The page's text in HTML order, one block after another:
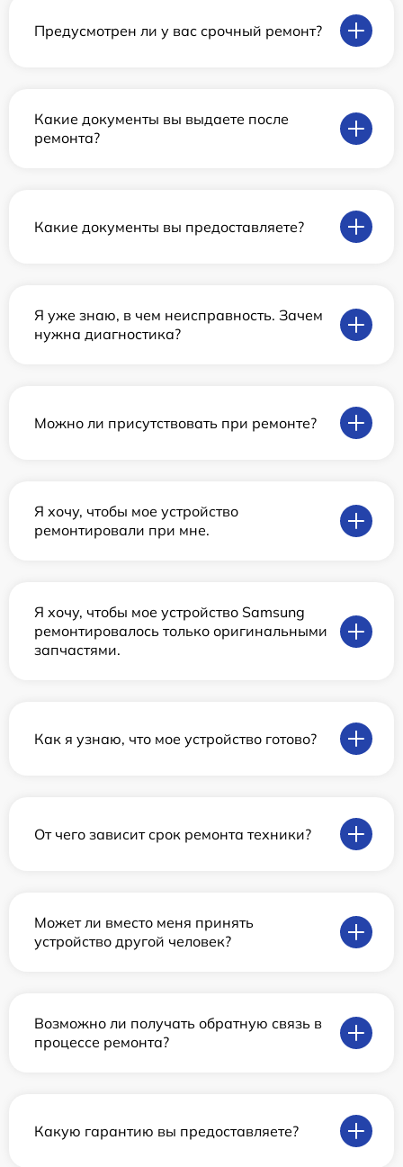
Предусмотрен ли у вас срочный ремонт?
Какие документы вы выдаете после
ремонта?
Какие документы вы предоставляете?
Я уже знаю, в чем неисправность. Зачем
нужна диагностика?
Можно ли присутствовать при ремонте?
Я хочу, чтобы мое устройство
ремонтировали при мне.
Я хочу, чтобы мое устройство Samsung
ремонтировалось только оригинальными
запчастями.
Как я узнаю, что мое устройство готово?
От чего зависит срок ремонта техники?
Может ли вместо меня принять
устройство другой человек?
Возможно ли получать обратную связь в
процессе ремонта?
Какую гарантию вы предоставляете?